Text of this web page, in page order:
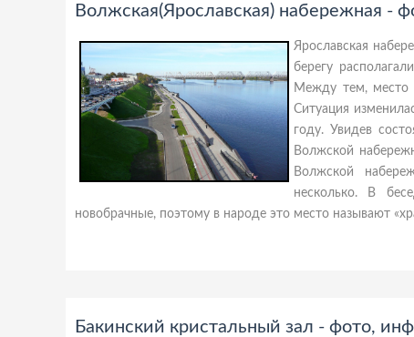
Волжская(Ярославская) набережная -
Ярославская
берегу
Между тем, место
Ситуация
году. Увидев
Волжской
Волжской
несколько. В
новобрачные, поэтому в народе это место называют
Бакинский кристальный зал - фото,